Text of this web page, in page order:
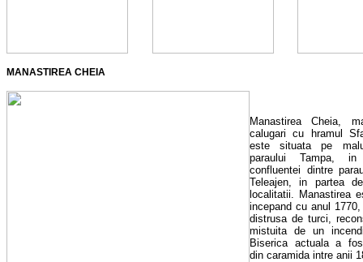
MANASTIREA CHEIA
Manastirea Cheia,
calugari cu hramul
este situata pe
paraului Tampa, in
confluentei dintre
Teleajen, in partea
localitatii. Manastirea
incepand cu anul
distrusa de turci,
mistuita de un
Biserica actuala a
din caramida intre anii